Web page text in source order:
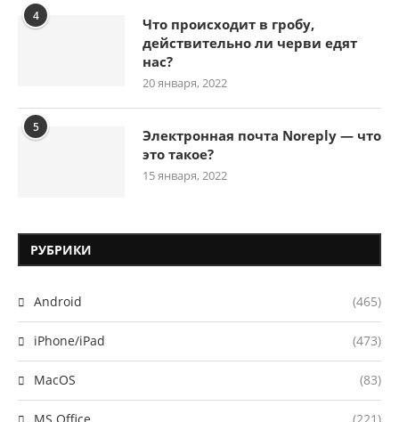
4
Что происходит в гробу,
действительно ли черви едят
нас?
20 января, 2022
5
Электронная почта Noreply — что
это такое?
15 января, 2022
РУБРИКИ
Android (465)
iPhone/iPad (473)
MacOS (83)
MS Office (221)